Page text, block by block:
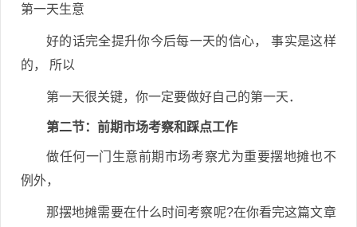
第一天生意
好的话完全提升你今后每一天的信心， 事实是这样
的， 所以
第一天很关键，你一定要做好自己的第一天．
第二节：前期市场考察和踩点工作
做任何一门生意前期市场考察尤为重要摆地摊也不
例外，
那摆地摊需要在什么时间考察呢?在你看完这篇文章